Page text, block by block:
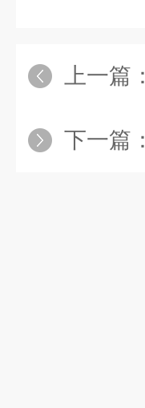
上一篇：
下一篇：